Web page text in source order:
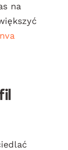
na